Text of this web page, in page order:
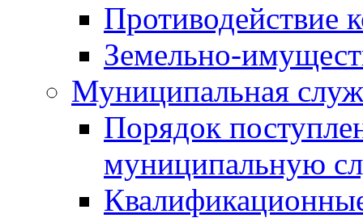
Противодействие
Земельно-
Муниципальная
Порядок
муниципальную